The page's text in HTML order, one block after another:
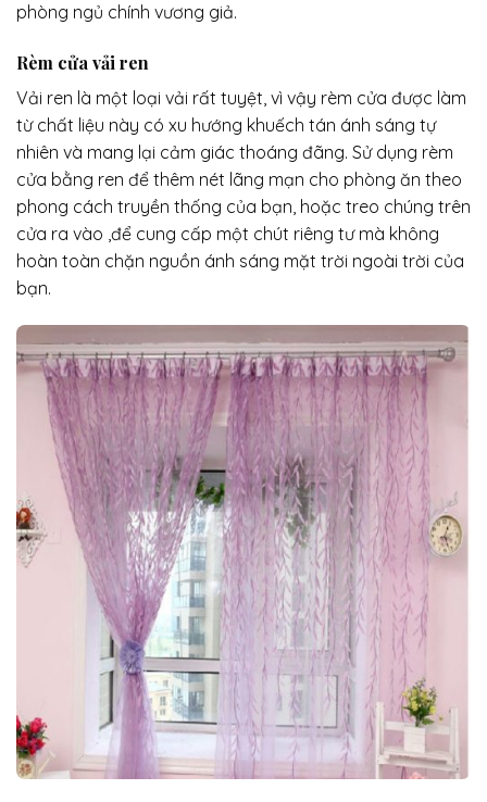
phòng ngủ chính vương giả.
Rèm cửa vải ren
Vải ren là một loại vải rất tuyệt, vì vậy rèm cửa được làm
từ chất liệu này có xu hướng khuếch tán ánh sáng tự
nhiên và mang lại cảm giác thoáng đãng. Sử dụng rèm
cửa bằng ren để thêm nét lãng mạn cho phòng ăn theo
phong cách truyền thống của bạn, hoặc treo chúng trên
cửa ra vào ,để cung cấp một chút riêng tư mà không
hoàn toàn chặn nguồn ánh sáng mặt trời ngoài trời của
bạn.